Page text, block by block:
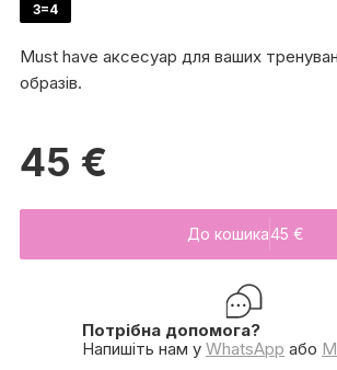
3=4
Must have аксесуар для ваших
образів.
45 €
До кошика45 €
Потрібна допомога?
Напишіть нам у WhatsApp або